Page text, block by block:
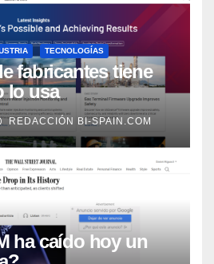
TECNOLOGÍAS
fabricantes tiene
lo usa
según Rockwell
REDACCIÓN BI-SPAIN.COM
ha caído hoy un